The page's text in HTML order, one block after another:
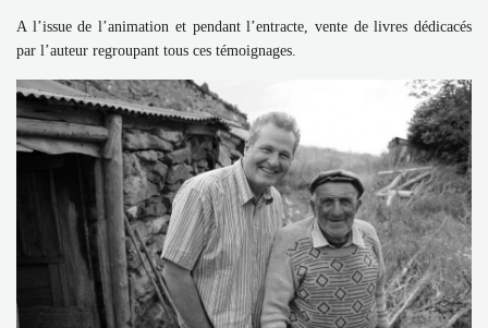
A l’issue de l’animation et pendant l’entracte, vente de livres dédicacés
par l’auteur regroupant tous ces témoignages.